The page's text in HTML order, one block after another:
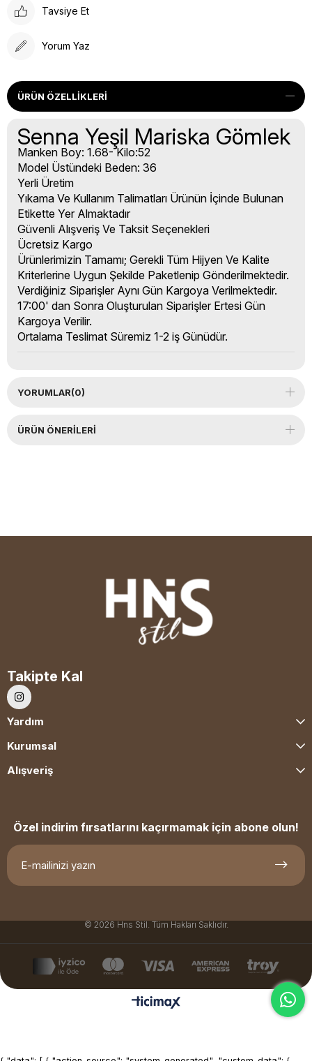
Tavsiye Et
Yorum Yaz
ÜRÜN ÖZELLIKLERI
Senna Yeşil Mariska Gömlek
Manken Boy: 1.68- Kilo:52
Model Üstündeki Beden: 36
Yerli Üretim
Yıkama Ve Kullanım Talimatları Ürünün İçinde Bulunan
Etikette Yer Almaktadır
Güvenli Alışveriş Ve Taksit Seçenekleri
Ücretsiz Kargo
Ürünlerimizin Tamamı; Gerekli Tüm Hijyen Ve Kalite
Kriterlerine Uygun Şekilde Paketlenip Gönderilmektedir.
Verdiğiniz Siparişler Aynı Gün Kargoya Verilmektedir.
17:00' dan Sonra Oluşturulan Siparişler Ertesi Gün
Kargoya Verilir.
Ortalama Teslimat Süremiz 1-2 iş Günüdür.
YORUMLAR(0)
ÜRÜN ÖNERILERI
Takipte Kal
Yardım
Kurumsal
Alışveriş
Özel indirim fırsatlarını kaçırmamak için abone olun!
© 2026 Hns Stil. Tüm Hakları Saklıdır.